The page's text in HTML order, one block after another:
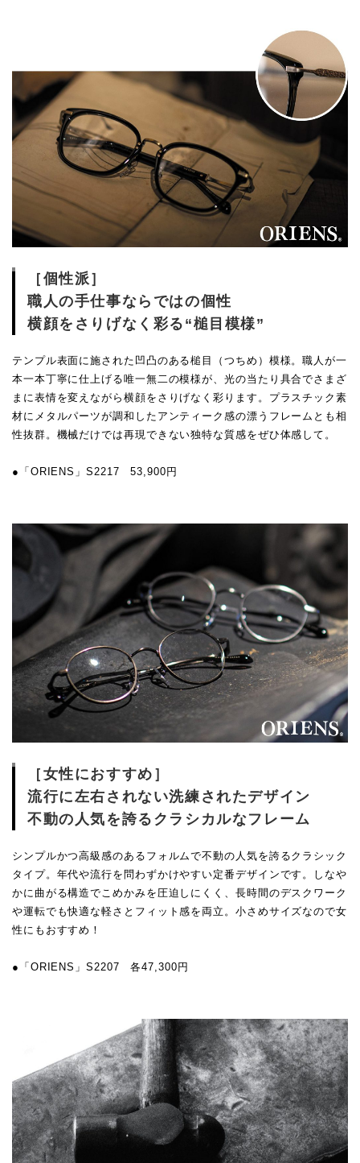
［個性派］
職人の手仕事ならではの個性
横顔をさりげなく彩る“槌目模様”
テンプル表面に施された凹凸のある槌目（つちめ）模様。職人が一
本一本丁寧に仕上げる唯一無二の模様が、光の当たり具合でさまざ
まに表情を変えながら横顔をさりげなく彩ります。プラスチック素
材にメタルパーツが調和したアンティーク感の漂うフレームとも相
性抜群。機械だけでは再現できない独特な質感をぜひ体感して。
●「ORIENS」S2217 53,900円
［女性におすすめ］
流行に左右されない洗練されたデザイン
不動の人気を誇るクラシカルなフレーム
シンプルかつ高級感のあるフォルムで不動の人気を誇るクラシック
タイプ。年代や流行を問わずかけやすい定番デザインです。しなや
かに曲がる構造でこめかみを圧迫しにくく、長時間のデスクワーク
や運転でも快適な軽さとフィット感を両立。小さめサイズなので女
性にもおすすめ！
●「ORIENS」S2207 各47,300円